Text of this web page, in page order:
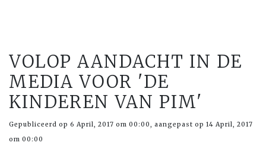
VOLOP AANDACHT IN DE
MEDIA VOOR 'DE
KINDEREN VAN PIM'
Gepubliceerd op 6 April, 2017 om 00:00, aangepast op 14 April, 2017
om 00:00